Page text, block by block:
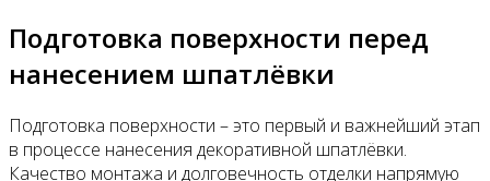
Подготовка поверхности перед
нанесением шпатлёвки
Подготовка поверхности – это первый и важнейший этап
в процессе нанесения декоративной шпатлёвки.
Качество монтажа и долговечность отделки напрямую